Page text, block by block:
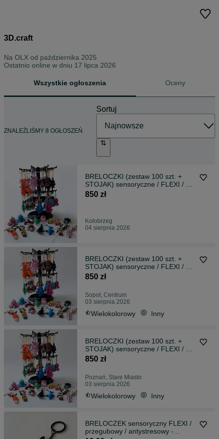
3D.craft
Na OLX od października 2025
Ostatnio online w dniu 17 lipca 2026
Wszystkie ogłoszenia Oceny
ZNALEŹLIŚMY 8 OGŁOSZEŃ
Sortuj
BRELOCZKI (zestaw 100 szt. +
STOJAK) sensoryczne / FLEXI / 3D
/ przegubowe / antystresowe
850 zł
Kołobrzeg
04 sierpnia 2026
BRELOCZKI (zestaw 100 szt. +
STOJAK) sensoryczne / FLEXI / 3D
/ przegubowe / antystresowe
850 zł
Sopot, Centrum
03 sierpnia 2026
Wielokolorowy Inny
BRELOCZKI (zestaw 100 szt. +
STOJAK) sensoryczne / FLEXI / 3D
/ przegubowe / antystresowe
850 zł
Poznań, Stare Miasto
03 sierpnia 2026
Wielokolorowy Inny
BRELOCZEK sensoryczny FLEXI /
przegubowy / antystresowy -